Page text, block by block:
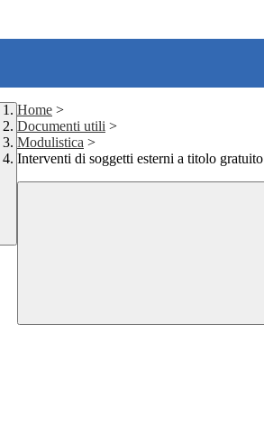
Home >
Documenti utili >
Modulistica >
Interventi di soggetti esterni a titolo gratuito